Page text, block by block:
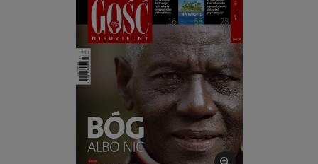
edukacja
hobby, sport, rozrywka
komputery, internet, technologie, informatyka
kobiece, lifestyle, kultura
polityka, społeczno-informacyjne
psychologiczne